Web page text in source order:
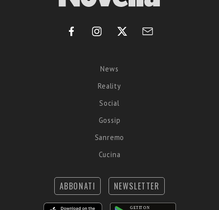
News
Reality
Social
Gossip
Sanremo
Cucina
ABBONATI NEWSLETTER